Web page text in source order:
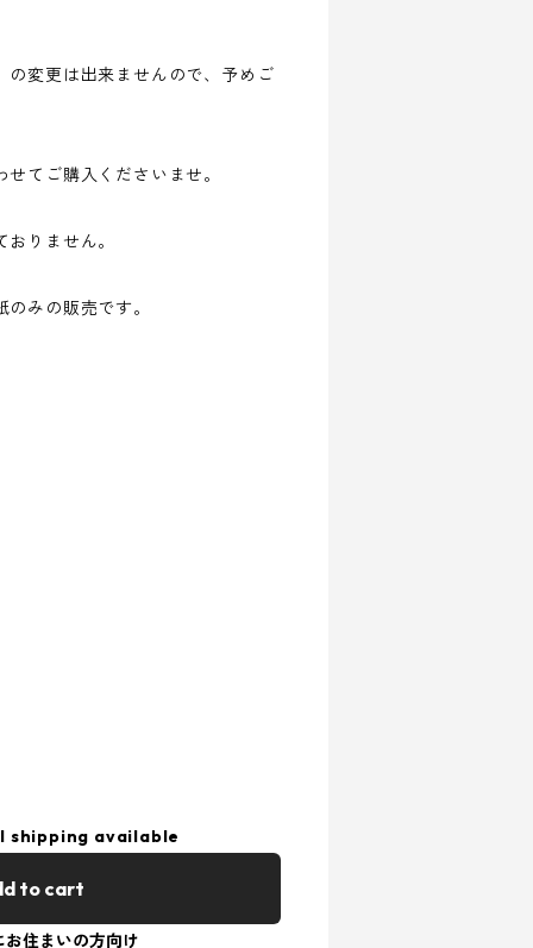
変更は出来ませんので、予めご
てご購入くださいませ。
りません。
みの販売です。
shipping available
to cart
お住まいの方向け